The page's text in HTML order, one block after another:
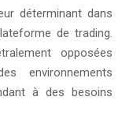
déterminant dans
de trading.
opposées
environnements
à des besoins